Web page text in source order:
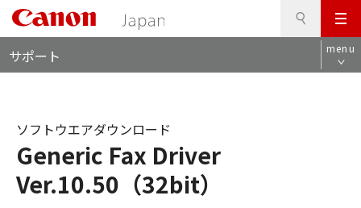
メ
ニ
ュ
サポート menu
Generic Fax Driver
Ver.10.50（32bit）
ソフトウエアダウンロード